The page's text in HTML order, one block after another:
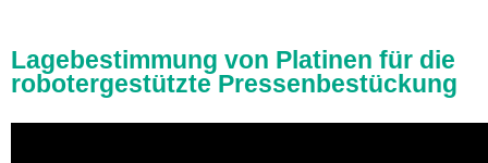
Lagebestimmung von Platinen für die
robotergestützte Pressenbestückung